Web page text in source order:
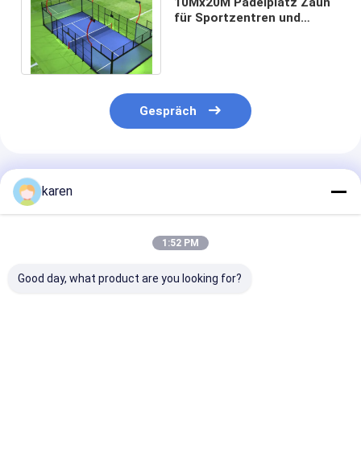
für Sportzentren und
Gespräch
Empfohlene Produkte
karen
1:52 PM
Good day, what product are you looking for?